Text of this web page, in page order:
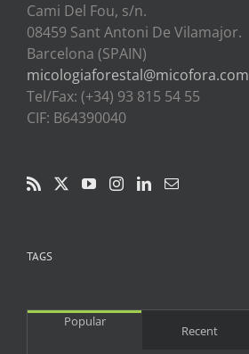
Cami Del Fou, s/n.
08459 Sant Antoni De Vilamajor.
Barcelona (SPAIN)
micologiaforestal@micofora.com
Tel/Fax: (+34) 93 815 54 55
CIF: B64390040
TAGS
Popular
Recent